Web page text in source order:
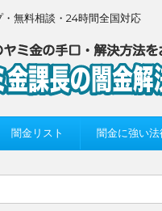
無料相談・24時間全国対応
闇金リスト 闇金に強い